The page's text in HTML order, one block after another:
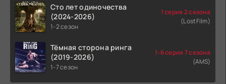
Сто лет одиночества
(2024-2026)
1-2 сезон
1 серия 2 сезона
(LostFilm)
Тёмная сторона ринга
(2019-2026)
1-7 сезон
1-6 серия 7 сезона
(AMS)